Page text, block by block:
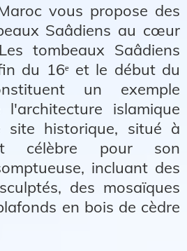
vous propose des
Saâdiens au cœur
tombeaux Saâdiens
du 16ᵉ et le début du
un exemple
l'architecture islamique
site historique, situé à
célèbre pour son
incluant des
des mosaïques
en bois de cèdre